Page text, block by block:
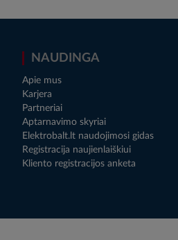
NAUDINGA
Apie mus
Karjera
Partneriai
Aptarnavimo skyriai
Elektrobalt.lt naudojimosi gidas
Registracija naujienlaiškiui
Kliento registracijos anketa